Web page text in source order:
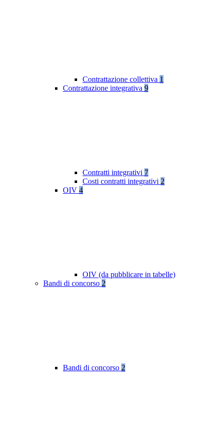
Contrattazione collettiva 1
Contrattazione integrativa 9
Contratti integrativi 7
Costi contratti integrativi 2
OIV 4
OIV (da pubblicare in tabelle)
Bandi di concorso 2
Bandi di concorso 2